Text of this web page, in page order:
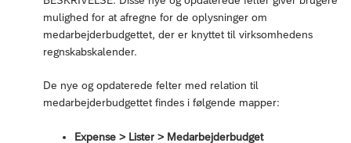
mulighed for at afregne for de oplysninger om
medarbejderbudgettet, der er knyttet til virksomhedens
regnskabskalender.
De nye og opdaterede felter med relation til
medarbejderbudgettet findes i følgende mapper:
Expense > Lister > Medarbejderbudget